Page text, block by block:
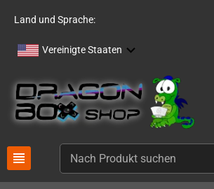
Land und Sprache:
Vereinigte Staaten
view_headline